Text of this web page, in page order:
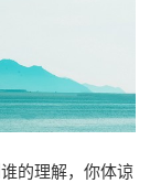
的理解，你体谅